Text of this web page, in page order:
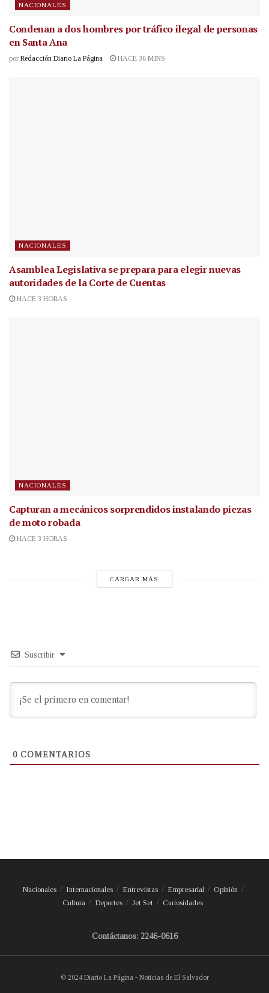
NACIONALES
Condenan a dos hombres por tráfico ilegal de personas
en Santa Ana
por Redacción Diario La Página HACE 36 MINS
NACIONALES
Asamblea Legislativa se prepara para elegir nuevas
autoridades de la Corte de Cuentas
HACE 3 HORAS
NACIONALES
Capturan a mecánicos sorprendidos instalando piezas
de moto robada
HACE 3 HORAS
CARGAR MÁS
Suscribir
0 COMENTARIOS
Nacionales Internacionales Entrevistas Empresarial
Opinión
Cultura
Deportes Jet Set Curiosidades
Contáctanos: 2246-0616
© 2024 Diario La Página - Noticias de El Salvador